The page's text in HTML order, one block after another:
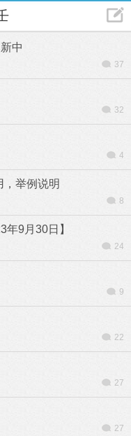
中
37
32
4
，举例说明
8
9月30日】
24
9
22
27
27